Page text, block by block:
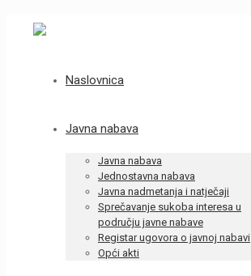
Naslovnica
Javna nabava
Javna nabava
Jednostavna nabava
Javna nadmetanja i natječaji
Sprečavanje sukoba interesa u
području javne nabave
Registar ugovora o javnoj nabavi
Opći akti